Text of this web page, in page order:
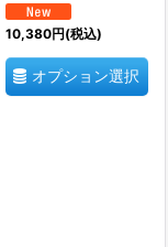
10,380円(税込)
オプション選択